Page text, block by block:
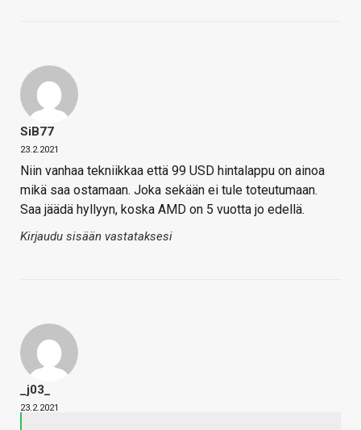
SiB77
23.2.2021
Niin vanhaa tekniikkaa että 99 USD hintalappu on ainoa
mikä saa ostamaan. Joka sekään ei tule toteutumaan.
Saa jäädä hyllyyn, koska AMD on 5 vuotta jo edellä.
Kirjaudu sisään vastataksesi
_j03_
23.2.2021